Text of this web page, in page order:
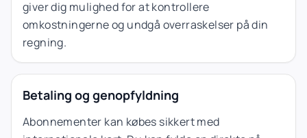
giver dig mulighed for at kontrollere
omkostningerne og undgå overraskelser på din
regning.
Betaling og genopfyldning
Abonnementer kan købes sikkert med